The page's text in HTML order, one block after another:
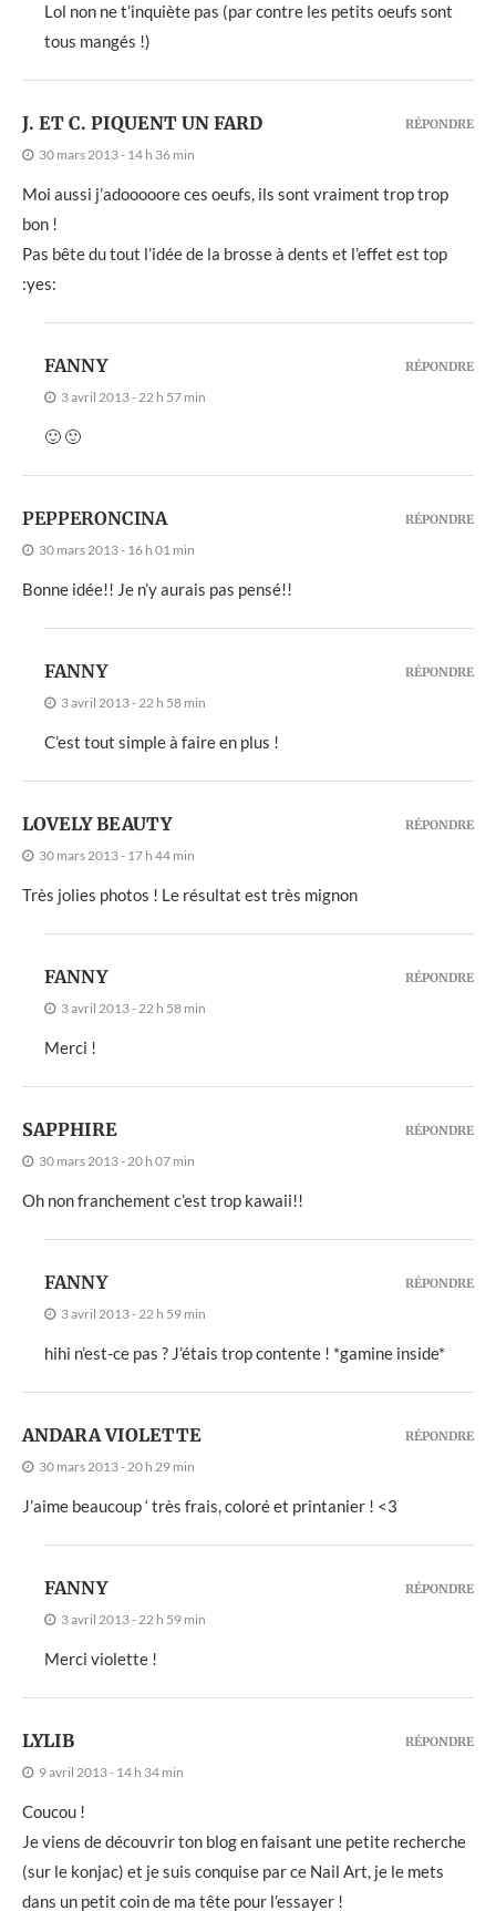
Lol non ne t’inquiète pas (par contre les petits oeufs sont
tous mangés !)
J. ET C. PIQUENT UN FARD
30 mars 2013 - 14 h 36 min
Moi aussi j’adooooore ces oeufs, ils sont vraiment trop trop
bon !
Pas bête du tout l’idée de la brosse à dents et l’effet est top
:yes:
RÉPONDRE
FANNY
3 avril 2013 - 22 h 57 min
🙂 🙂
RÉPONDRE
PEPPERONCINA
30 mars 2013 - 16 h 01 min
Bonne idée!! Je n’y aurais pas pensé!!
RÉPONDRE
FANNY
3 avril 2013 - 22 h 58 min
C’est tout simple à faire en plus !
RÉPONDRE
LOVELY BEAUTY
30 mars 2013 - 17 h 44 min
Très jolies photos ! Le résultat est très mignon
RÉPONDRE
FANNY
3 avril 2013 - 22 h 58 min
Merci !
RÉPONDRE
SAPPHIRE
30 mars 2013 - 20 h 07 min
Oh non franchement c’est trop kawaii!!
RÉPONDRE
FANNY
3 avril 2013 - 22 h 59 min
hihi n’est-ce pas ? J’étais trop contente ! *gamine inside*
RÉPONDRE
ANDARA VIOLETTE
30 mars 2013 - 20 h 29 min
J’aime beaucoup ‘ très frais, coloré et printanier ! <3
RÉPONDRE
FANNY
3 avril 2013 - 22 h 59 min
Merci violette !
RÉPONDRE
LYLIB
9 avril 2013 - 14 h 34 min
Coucou !
Je viens de découvrir ton blog en faisant une petite recherche
(sur le konjac) et je suis conquise par ce Nail Art, je le mets
dans un petit coin de ma tête pour l’essayer !
RÉPONDRE